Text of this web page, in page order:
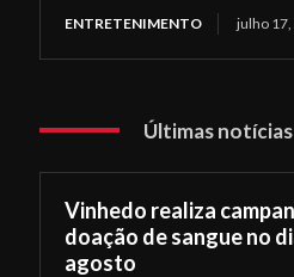
ENTRETENIMENTO julho
Últimas notícias
Vinhedo realiza
doação de sangue no
agosto